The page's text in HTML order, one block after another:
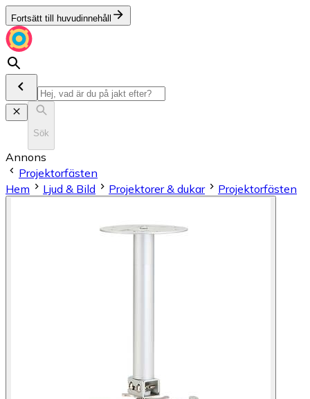
Fortsätt till huvudinnehåll
Sök
Annons
Projektorfästen
Hem
Ljud & Bild Projektorer & dukar Projektorfästen